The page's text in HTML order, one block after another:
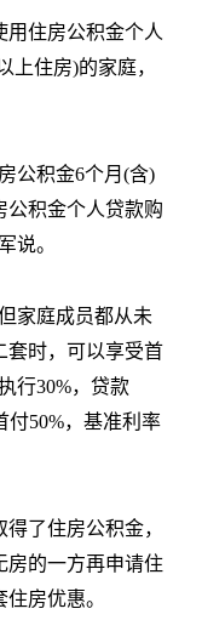
用住房公积金个人
上住房)的家庭，
公积金6个月(含)
公积金个人贷款购
说。
家庭成员都从未
套时，可以享受首
行30%，贷款
付50%，基准利率
了住房公积金，
房的一方再申请住
房优惠。